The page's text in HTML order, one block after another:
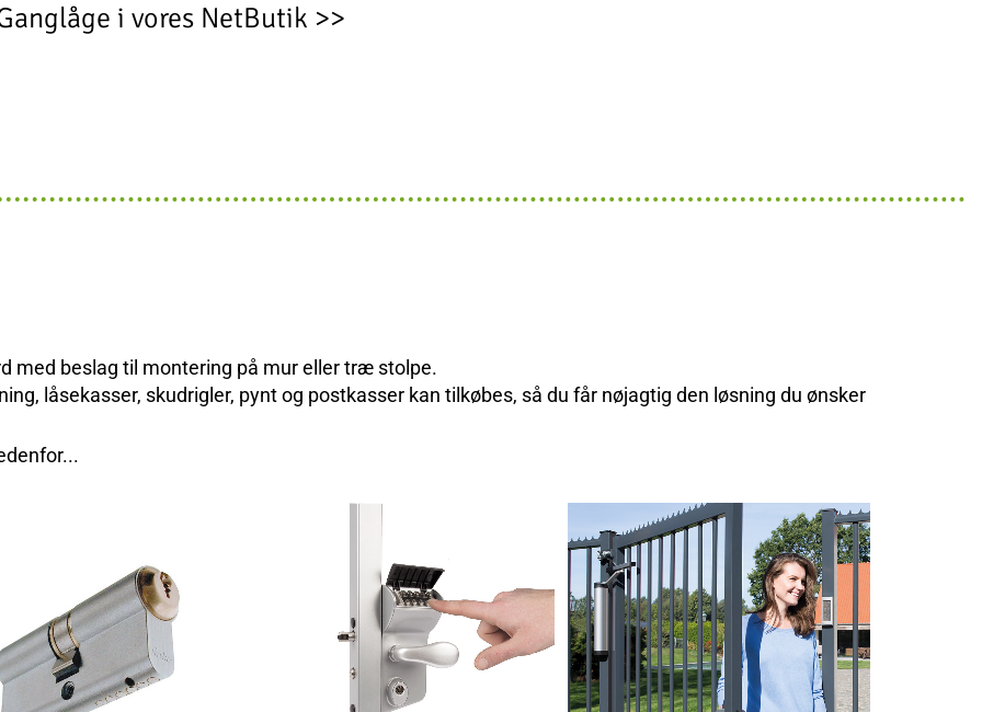
i vores NetButik >>
med beslag til montering på mur eller træ stolpe.
låsekasser, skudrigler, pynt og postkasser kan tilkøbes, så du får nøjagtig den løsning du ønsker